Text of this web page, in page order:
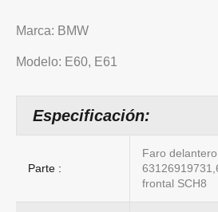
Marca: BMW
Modelo: E60, E61
Especificación:
Parte :
Faro
frontal SCH8